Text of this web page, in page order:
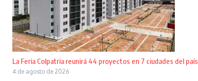
La Feria Colpatria reunirá 44 proyectos en 7 ciudades del país
4 de agosto de 2026